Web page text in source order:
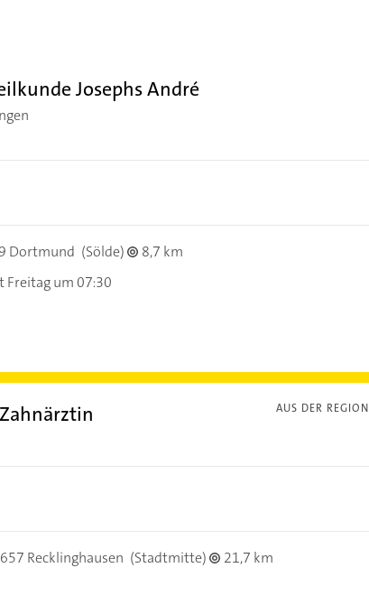
Josephs André
Dortmund (Sölde)
8,7 km
Freitag um 07:30
AUS DER REGION
Recklinghausen (Stadtmitte)
21,7 km